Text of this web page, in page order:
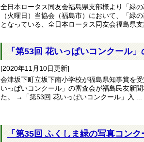
全日本ロータス同友会福島県支部様より「緑
（火曜日）当協会（福島市）において、「
となっている、全日本ロータス同友会福島県支
「第53回 花いっぱいコンクール」
[2020年11月10日更新]
会津坂下町立坂下南小学校が福島県知事賞
いっぱいコンクール」の審査会が福島民友新
た。 →「第53回 花いっぱいコンクール」入 ...
「第35回 ふくしま緑の写真コン